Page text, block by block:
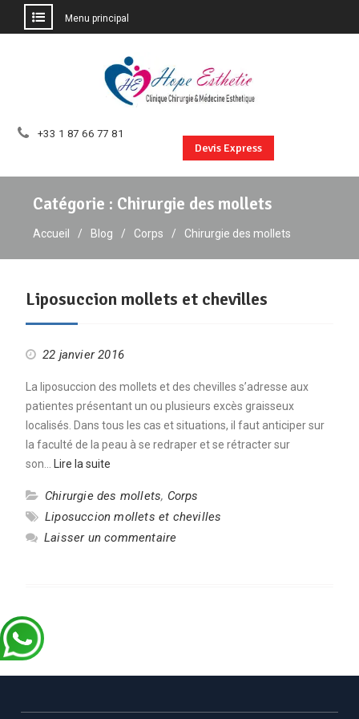
Menu principal
+33 1 87 66 77 81
Devis Express
Catégorie : Chirurgie des mollets
Accueil Blog Corps Chirurgie des mollets
Liposuccion mollets et chevilles
22 janvier 2016
La liposuccion des mollets et des chevilles s’adresse aux
patientes présentant un ou plusieurs excès graisseux
localisés. Dans tous les cas et situations, il faut anticiper sur
la faculté de la peau à se redraper et se rétracter sur
son…
Lire la suite
Chirurgie des mollets, Corps
Liposuccion mollets et chevilles
Laisser un commentaire